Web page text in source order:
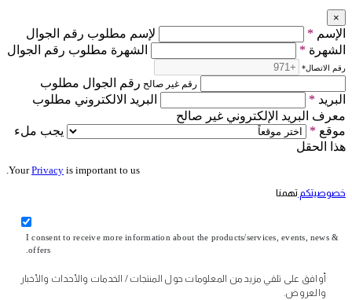
×
الإسم *
لإسم مطلوب رقم الجوال
الشهرة * الشهرة مطلوب رقم الجوال
رقم الاتصال*
رقم غير صالح رقم الجوال مطلوب
البريد *
البريد الالكتروني مطلوب
معرف البريد الإلكتروني غير صالح
موقع *
يجب ملء
هذا الحقل
YourPrivacy is important to us.
خصوصيتكم تهمنا
I consent to receive more information about the products/services, events, news &
offers.
أوافق على تلقي مزيد من المعلومات حول المنتجات / الخدمات والأحداث والأخبار
والعروض.